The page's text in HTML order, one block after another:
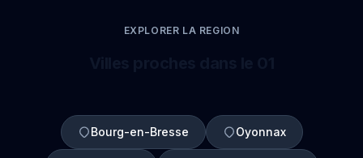
EXPLORER LA REGION
Bourg-en-Bresse Oyonnax